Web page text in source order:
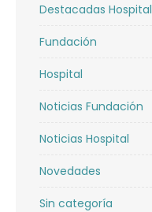
Destacadas Hospital
Fundación
Hospital
Noticias Fundación
Noticias Hospital
Novedades
Sin categoría